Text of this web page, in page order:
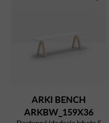
ARKI BENCH
ARKBW_159X36